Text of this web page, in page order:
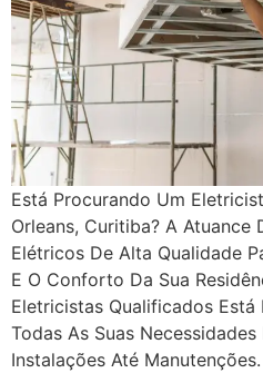
Está Procurando Um
Orleans, Curitiba? A Atuance
Elétricos De Alta Qualidade
E O Conforto Da Sua
Eletricistas Qualificados Está
Todas As Suas
Instalações Até